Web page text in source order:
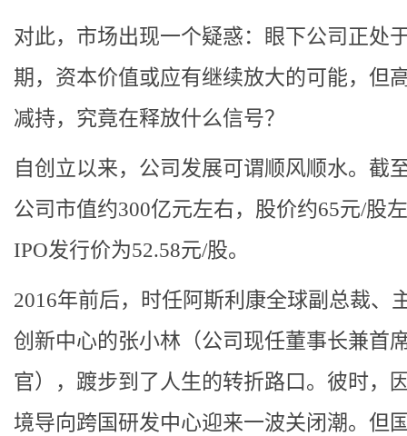
对此，市场出现一个疑惑：眼下公司正处
期，资本价值或应有继续放大的可能，但
减持，究竟在释放什么信号？
自创立以来，公司发展可谓顺风顺水。截
公司市值约300亿元左右，股价约65元/股
IPO发行价为52.58元/股。
2016年前后，时任阿斯利康全球副总裁、
创新中心的张小林（公司现任董事长兼首
官），踱步到了人生的转折路口。彼时，
境导向跨国研发中心迎来一波关闭潮。但